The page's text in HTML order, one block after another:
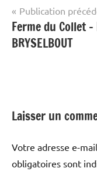
Navigation
de
l’article
Publication
Ferme du Collet –
BRYSELBOUT
Laisser un
Votre adresse e-
obligatoires sont